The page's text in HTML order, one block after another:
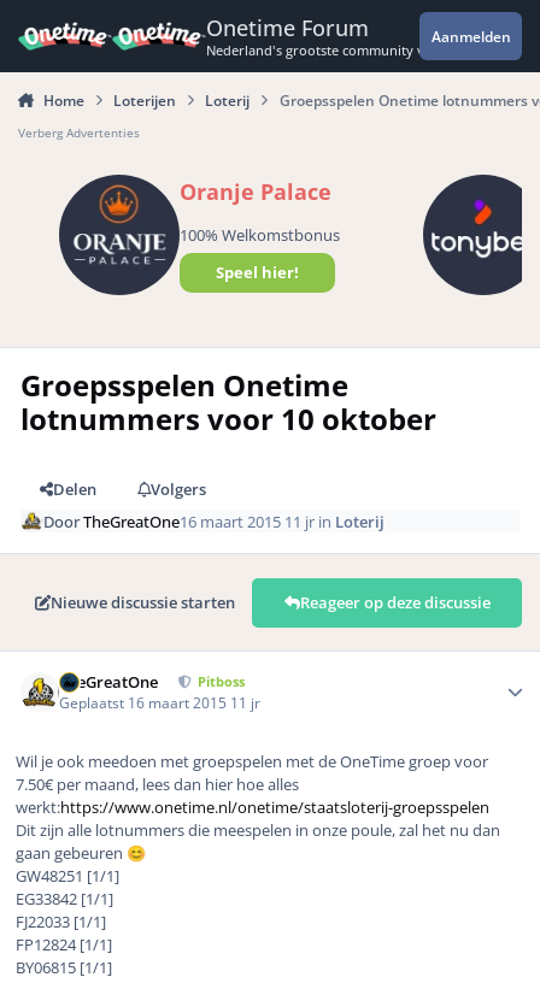
Onetime Forum
Nederland's grootste community voor de
Aanmelden
Home Loterijen Loterij Groepsspelen Onetime lotnummers
Verberg Advertenties
Oranje Palace
100% Welkomstbonus
Speel hier!
Groepsspelen Onetime
lotnummers voor 10 oktober
Delen
Volgers
DoorTheGreatOne16 maart 2015 11 jr in Loterij
Nieuwe discussie starten Reageer op deze discussie
TheGreatOne Pitboss
Geplaatst 16 maart 2015 11 jr
Wil je ook meedoen met groepspelen met de OneTime groep voor
7.50€ per maand, lees dan hier hoe alles
werkt:https://www.onetime.nl/onetime/staatsloterij-groepsspelen
Dit zijn alle lotnummers die meespelen in onze poule, zal het nu dan
gaan gebeuren 😊
GW48251 [1/1]
EG33842 [1/1]
FJ22033 [1/1]
FP12824 [1/1]
BY06815 [1/1]